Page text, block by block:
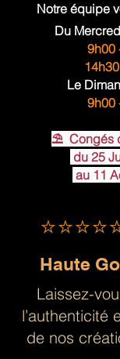
​Notre équipe
Du
9h00
Le
9h00
⛱ Congés
du 25
au 11
Haute
Laissez-
l’authenticité
de nos